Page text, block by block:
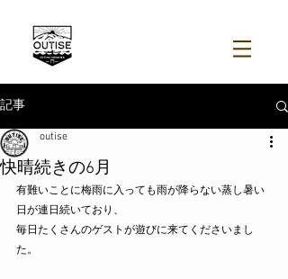
記事
快晴続きの6月
outise
有難いことに梅雨に入っても雨が降らない蒸し暑い
日が連日続いており、
毎日たくさんのゲストが遊びに来てくださいまし
た。